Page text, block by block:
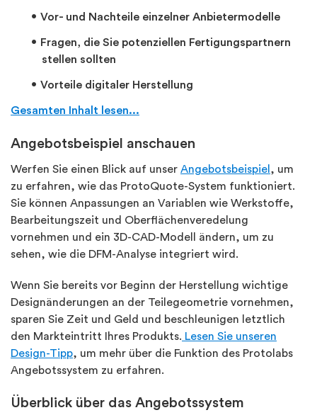
Vor- und Nachteile einzelner Anbietermodelle
Fragen, die Sie potenziellen Fertigungspartnern
stellen sollten
Vorteile digitaler Herstellung
Gesamten Inhalt lesen...
Angebotsbeispiel anschauen
Werfen Sie einen Blick auf unser Angebotsbeispiel , um
zu erfahren, wie das ProtoQuote-System funktioniert.
Sie können Anpassungen an Variablen wie Werkstoffe,
Bearbeitungszeit und Oberflächenveredelung
vornehmen und ein 3D-CAD-Modell ändern, um zu
sehen, wie die DFM-Analyse integriert wird.
Wenn Sie bereits vor Beginn der Herstellung wichtige
Designänderungen an der Teilegeometrie vornehmen,
sparen Sie Zeit und Geld und beschleunigen letztlich
den Markteintritt Ihres Produkts. Lesen Sie unseren
Design-Tipp, um mehr über die Funktion des Protolabs
Angebotssystem zu erfahren.
Überblick über das Angebotssystem